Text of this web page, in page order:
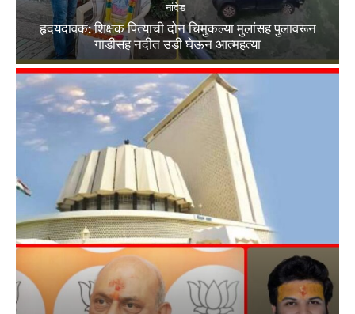
नांदेड
हृदयदावक: शिक्षक पित्याची दोन चिमुकल्या मुलांसह पुलावरून
गाडीसह नदीत उडी घेऊन आत्महत्या